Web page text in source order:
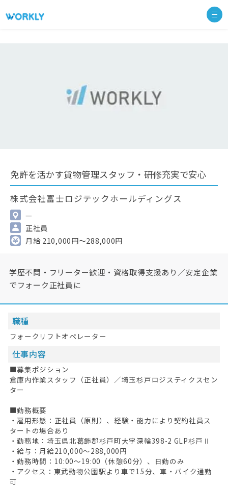
免許を活かす貨物管理スタッフ・研修充実で安心
株式会社富士ロジテックホールディングス
—
正社員
月給 210,000円～288,000円
学歴不問・フリーター歓迎・資格取得支援あり／安定企業
でフォーク正社員に
職種
フォークリフトオペレーター
仕事内容
■募集ポジション
倉庫内作業スタッフ（正社員）／埼玉杉戸ロジスティクスセン
ター
■勤務概要
・雇用形態：正社員（原則）、経験・能力により契約社員ス
タートの場合あり
・勤務地：埼玉県北葛飾郡杉戸町大字深輪398-2 GLP杉戸Ⅱ
・給与：月給210,000〜288,000円
・勤務時間：10:00〜19:00（休憩60分）、日勤のみ
・アクセス：東武動物公園駅より車で15分、車・バイク通勤
可